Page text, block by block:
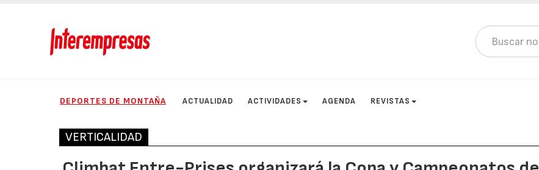
DEPORTES DE MONTAÑA ACTUALIDAD ACTIVIDADES AGENDA REVISTAS
VERTICALIDAD